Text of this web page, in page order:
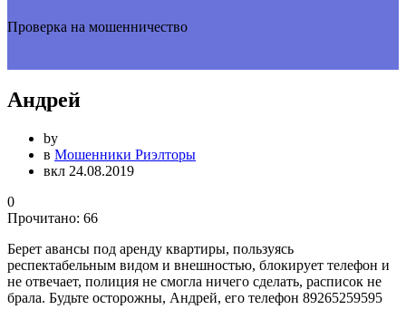
Проверка на мошенничество
Андрей
by
в Мошенники Риэлторы
вкл 24.08.2019
0
Прочитано: 66
Берет авансы под аренду квартиры, пользуясь
респектабельным видом и внешностью, блокирует телефон и
не отвечает, полиция не смогла ничего сделать, расписок не
брала. Будьте осторожны, Андрей, его телефон 89265259595